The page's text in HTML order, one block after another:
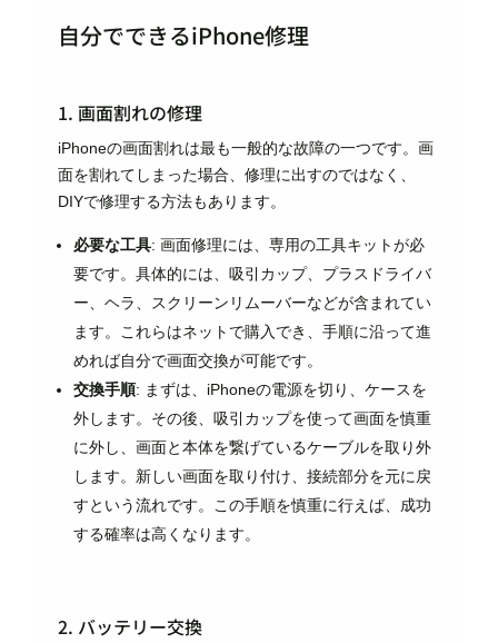
自分でできるiPhone修理
1. 画面割れの修理
iPhoneの画面割れは最も一般的な故障の一つです。画
面を割れてしまった場合、修理に出すのではなく、
DIYで修理する方法もあります。
必要な工具: 画面修理には、専用の工具キットが必
要です。具体的には、吸引カップ、プラスドライバ
ー、ヘラ、スクリーンリムーバーなどが含まれてい
ます。これらはネットで購入でき、手順に沿って進
めれば自分で画面交換が可能です。
交換手順: まずは、iPhoneの電源を切り、ケースを
外します。その後、吸引カップを使って画面を慎重
に外し、画面と本体を繋げているケーブルを取り外
します。新しい画面を取り付け、接続部分を元に戻
すという流れです。この手順を慎重に行えば、成功
する確率は高くなります。
2. バッテリー交換